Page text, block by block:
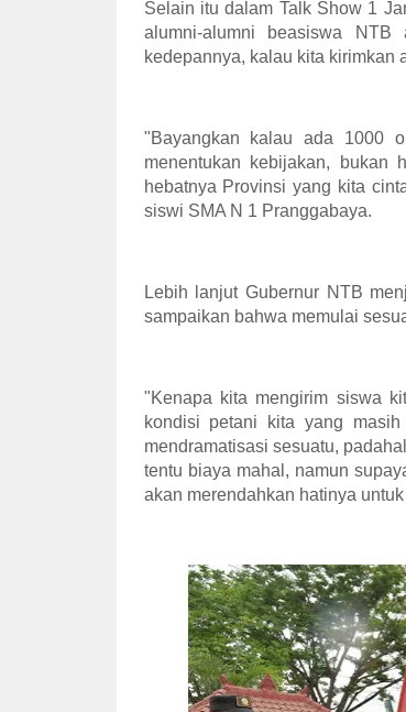
Selain itu dalam Talk Show 1
alumni-alumni beasiswa
kedepannya, kalau kita kirimkan
"Bayangkan kalau ada 1000
menentukan kebijakan, bukan
hebatnya Provinsi yang kita
siswi SMA N 1 Pranggabaya.
Lebih lanjut Gubernur NTB
sampaikan bahwa memulai
"Kenapa kita mengirim siswa
kondisi petani kita yang
mendramatisasi sesuatu,
tentu biaya mahal, namun
akan merendahkan hatinya